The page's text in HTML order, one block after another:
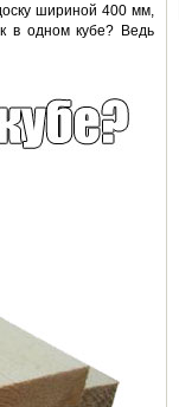
шириной 400 мм,
в одном кубе? Ведь